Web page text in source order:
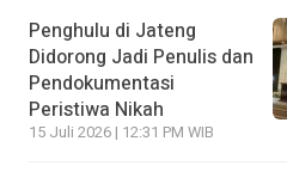
Penghulu di Jateng
Didorong Jadi Penulis dan
Pendokumentasi
Peristiwa Nikah
15 Juli 2026 | 12:31 PM WIB